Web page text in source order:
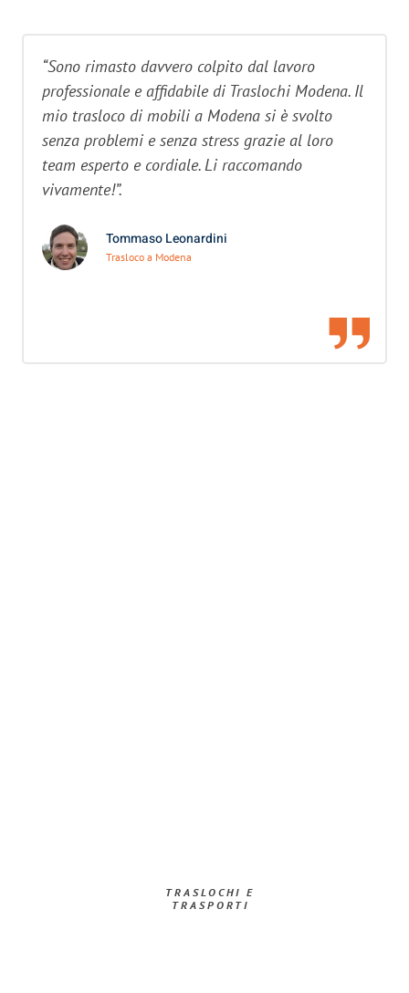
“Sono rimasto davvero colpito dal lavoro
professionale e affidabile di Traslochi Modena. Il
mio trasloco di mobili a Modena si è svolto
senza problemi e senza stress grazie al loro
team esperto e cordiale. Li raccomando
vivamente!”.
Tommaso Leonardini
Trasloco a Modena
TRASLOCHI E
TRASPORTI​